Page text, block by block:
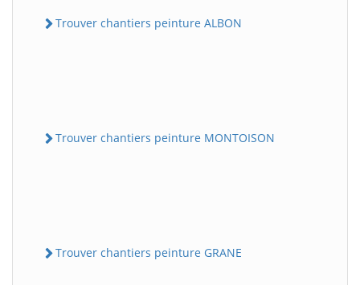
Trouver chantiers peinture ALBON
Trouver chantiers peinture MONTOISON
Trouver chantiers peinture GRANE